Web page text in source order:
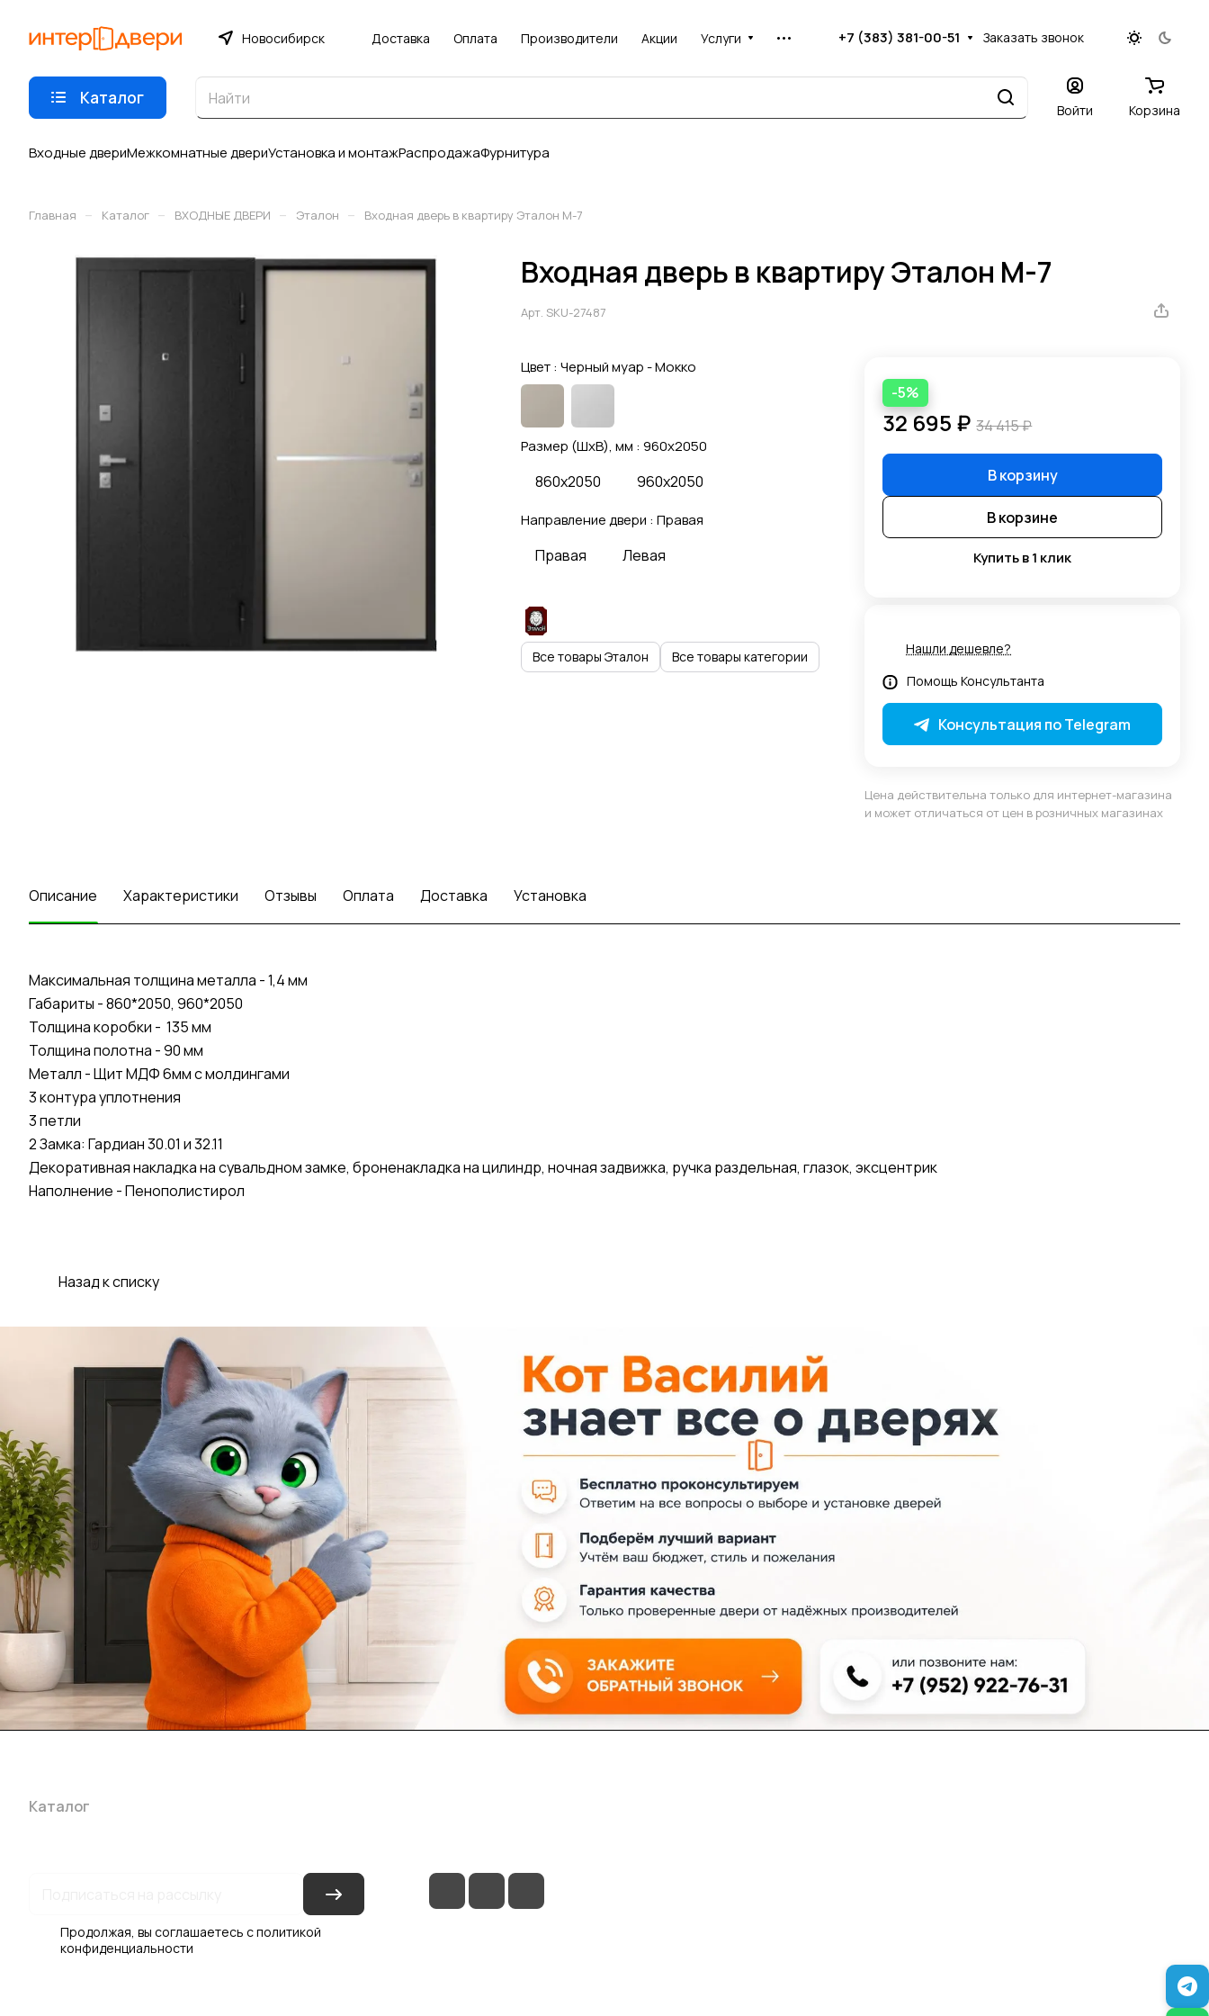
Новосибирск Доставка Оплата Производители Акции Услуги +7 (383) 381-00-51 Заказать звонок
Каталог
Войти Корзина
Входные двериМежкомнатные двериУстановка и монтажРаспродажаФурнитура
Главная – Каталог – ВХОДНЫЕ ДВЕРИ – Эталон – Входная дверь в квартиру Эталон М-7
Входная дверь в квартиру Эталон М-7
Арт. SKU-27487
Цвет : Черный муар - Мокко
Размер (ШхВ), мм : 960x2050
860x2050 960x2050
Направление двери : Правая
Правая Левая
Все товары Эталон Все товары категории
-5%
32 695 ₽ 34 415 ₽
В корзину
В корзине
Купить в 1 клик
Нашли дешевле?
Помощь Консультанта
Консультация по Telegram
Цена действительна только для интернет-магазина
и может отличаться от цен в розничных магазинах
Описание Характеристики Отзывы Оплата Доставка Установка
Максимальная толщина металла - 1,4 мм
Габариты - 860*2050, 960*2050
Толщина коробки - 135 мм
Толщина полотна - 90 мм
Металл - Щит МДФ 6мм с молдингами
3 контура уплотнения
3 петли
2 Замка: Гардиан 30.01 и 32.11
Декоративная накладка на сувальдном замке, броненакладка на цилиндр, ночная задвижка, ручка раздельная, глазок, эксцентрик
Наполнение - Пенополистирол
Назад к списку
Каталог
Продолжая, вы соглашаетесь сполитикой
конфиденциальности